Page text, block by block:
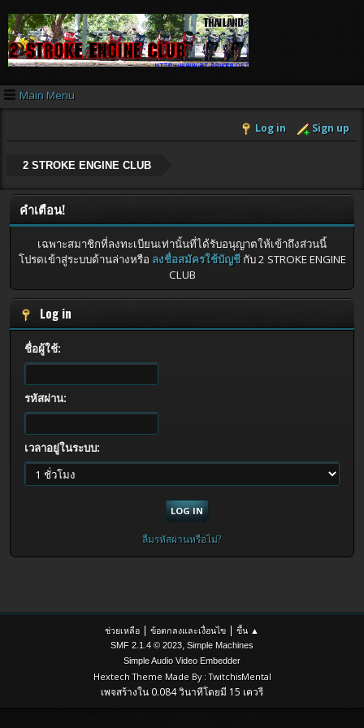
Main Menu
Log in Sign up
2 STROKE ENGINE CLUB
คำเตือน!
เฉพาะสมาชิกที่ลงทะเบียนเท่านั้นที่ได้รับอนุญาตให้เข้าถึงส่วนนี้
โปรดเข้าสู่ระบบด้านล่างหรือ ลงชื่อสมัครใช้บัญชีกับ 2 STROKE ENGINE
CLUB
Log in
ชื่อผู้ใช้:
รหัสผ่าน:
เวลาอยู่ในระบบ:
ลืมรหัสผ่านหรือไม่?
ช่วยเหลือ ข้อตกลงและเงื่อนไข ขึ้น ▲
SMF 2.1.4 © 2023, Simple Machines
Simple Audio Video Embedder
Hextech Theme Made By : TwitchisMental
เพจสร้างใน 0.084 วินาทีโดยมี 15 เควรี